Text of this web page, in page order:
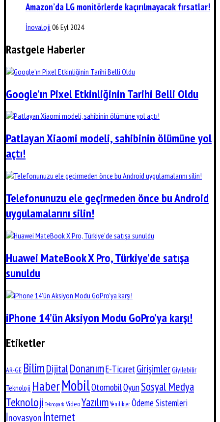
Amazon’da LG monitörlerde kaçırılmayacak fırsatlar!
İnovaloji 06 Eyl 2024
Rastgele Haberler
Google’ın Pixel Etkinliğinin Tarihi Belli Oldu
Patlayan Xiaomi modeli, sahibinin ölümüne yol
açtı!
Telefonunuzu ele geçirmeden önce bu Android
uygulamalarını silin!
Huawei MateBook X Pro, Türkiye’de satışa
sunuldu
iPhone 14’ün Aksiyon Modu GoPro’ya karşı!
Etiketler
AR-GE BilimDijitalDonanımE-Ticaret GirişimlerGiyilebilir
Teknoloji HaberMobilOtomobilOyunSosyal Medya
Teknoloji Teknopark VideoYazılımYeniliklerÖdeme Sistemleri
İnovasyonİnternet